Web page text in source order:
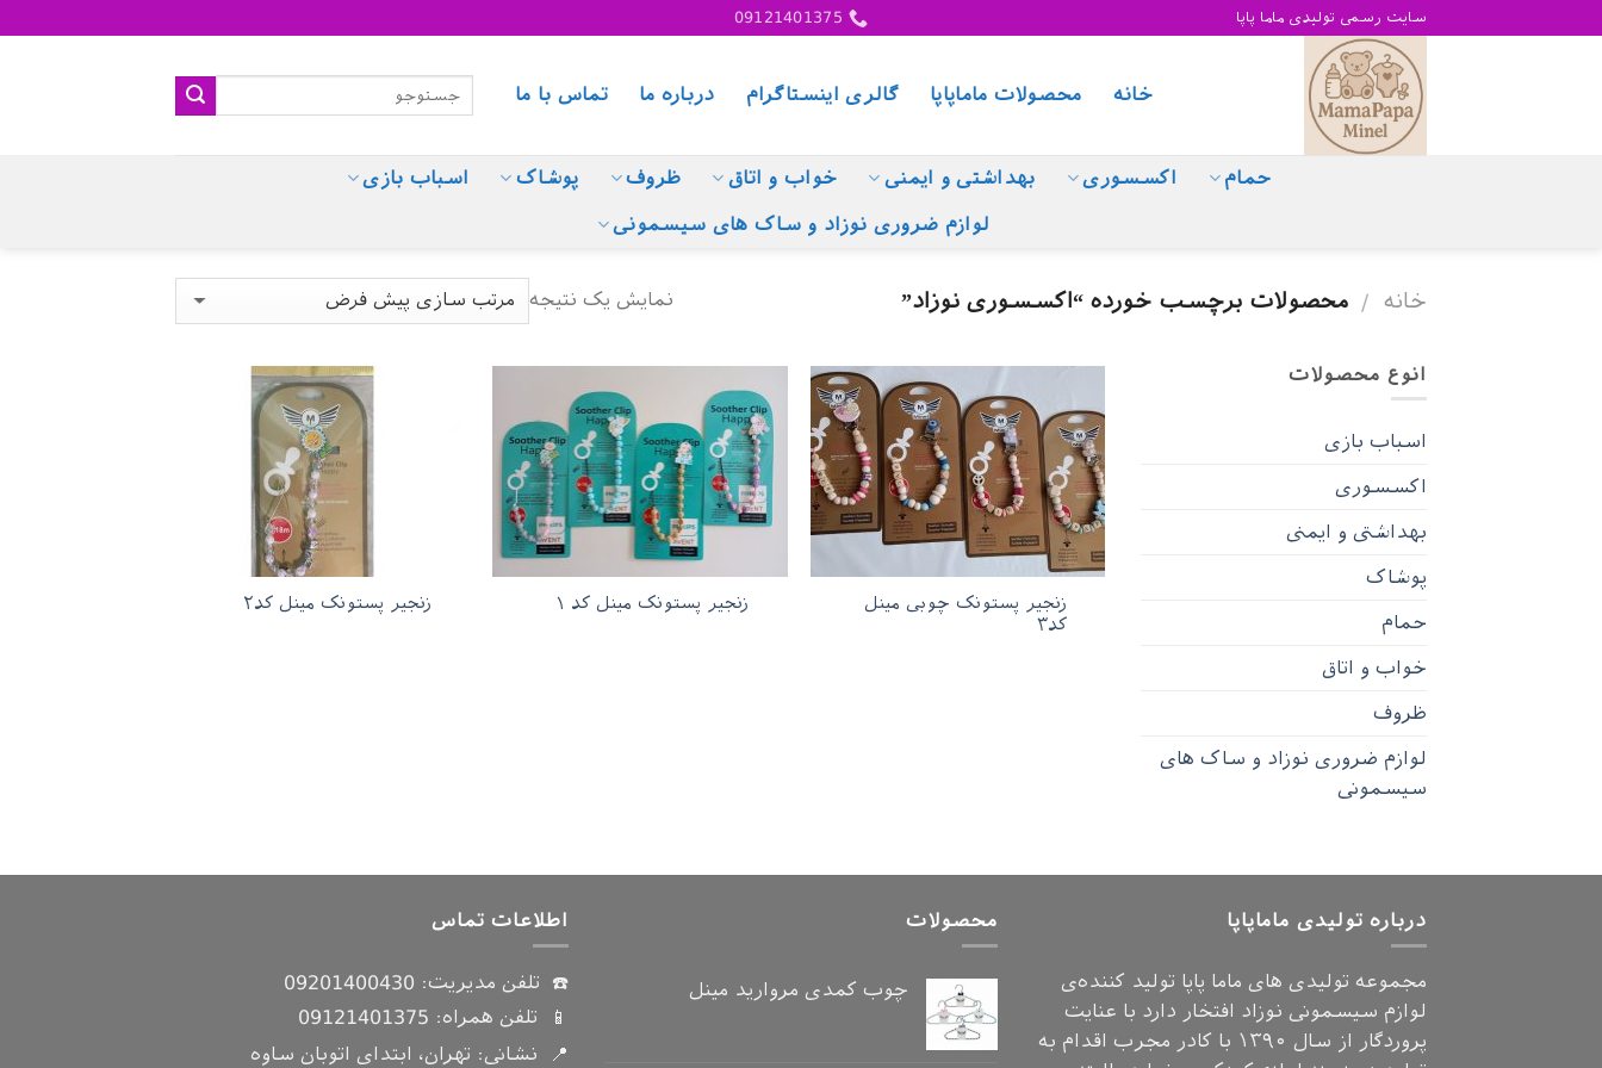
سایت رسمی تولیدی ماما پاپا 09121401375
خانه محصولات ماماپاپا گالری اینستاگرام درباره ما تماس با ما
حمام اکسسوری بهداشتی و ایمنی خواب و اتاق ظروف پوشاک اسباب بازی
لوازم ضروری نوزاد و ساک های سیسمونی
خانه / محصولات برچسب خورده “اکسسوری نوزاد” نمایش یک نتیجه
انوع محصولات
اسباب بازی
اکسسوری
بهداشتی و ایمنی
پوشاک
حمام
خواب و اتاق
ظروف
لوازم ضروری نوزاد و ساک های
سیسمونی
زنجیر پستونک چوبی مینل
کد۳
زنجیر پستونک مینل کد ۱ زنجیر پستونک مینل کد۲
درباره تولیدی ماماپاپا
مجموعه تولیدی های ماما پاپا تولید کننده‌ی
لوازم سیسمونی نوزاد افتخار دارد با عنایت
پروردگار از سال ۱۳۹۰ با کادر مجرب اقدام به
محصولات
چوب کمدی مروارید مینل
اطلاعات تماس
☎️ تلفن مدیریت: 09201400430
📱 تلفن همراه: 09121401375
📍 نشانی: تهران، ابتدای اتوبان ساوه